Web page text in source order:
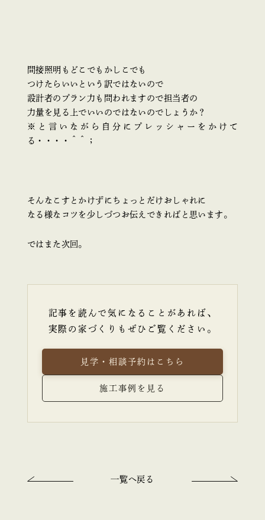
間接照明もどこでもかしこでも
つけたらいいという訳ではないので
設計者のプラン力も問われますので担当者の
力量を見る上でいいのではないのでしょうか？
※と言いながら自分にプレッシャーをかけて
る・・・・＾＾；
そんなこすとかけずにちょっとだけおしゃれに
なる様なコツを少しづつお伝えできればと思います。
ではまた次回。
記事を読んで気になることがあれば、
実際の家づくりもぜひご覧ください。
見学・相談予約はこちら
施工事例を見る
一覧へ戻る